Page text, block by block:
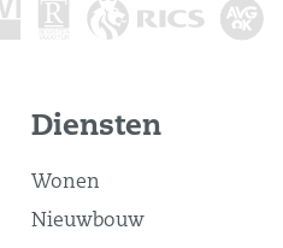
Diensten
Wonen
Nieuwbouw